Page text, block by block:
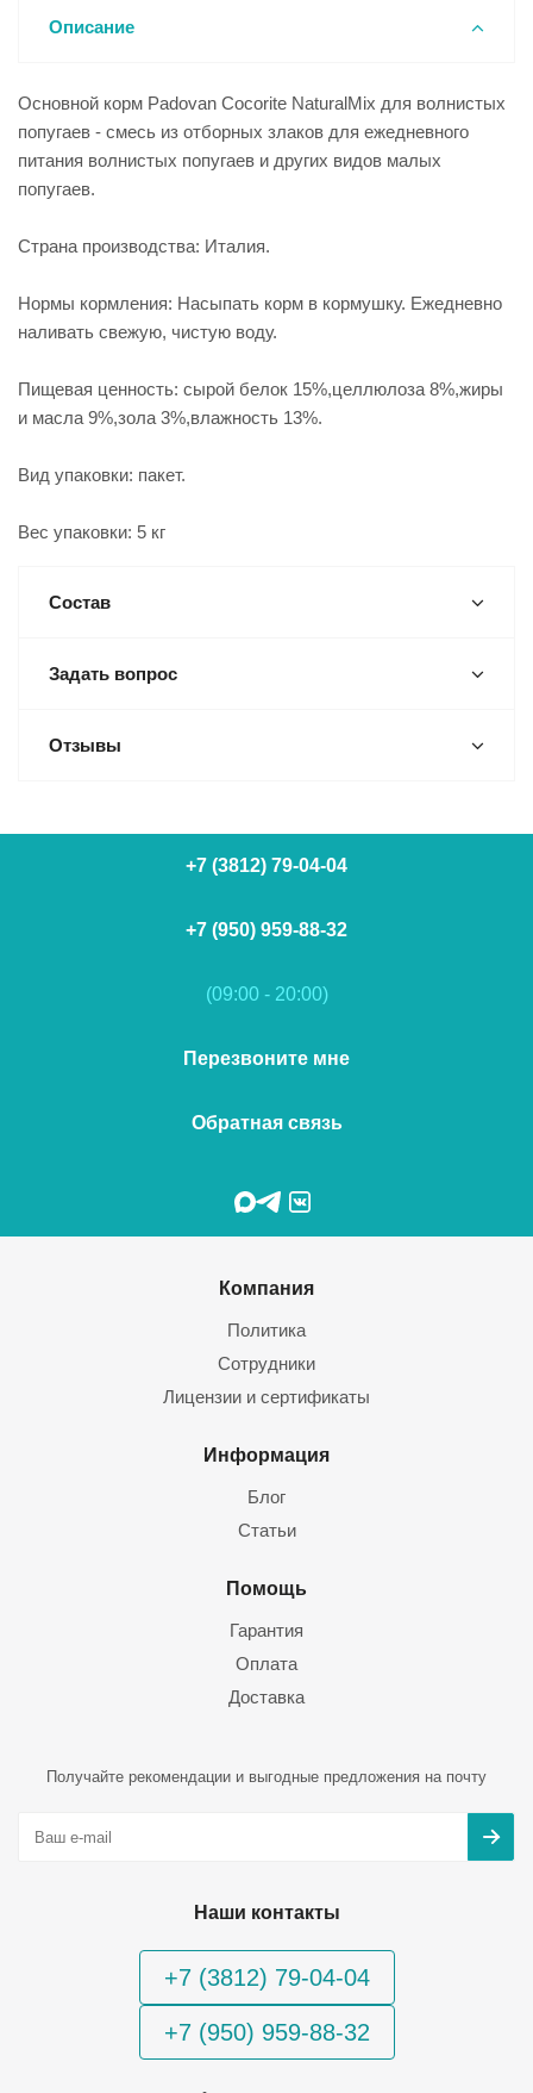
Описание
Основной корм Padovan Cocorite NaturalMix для волнистых
попугаев - смесь из отборных злаков для ежедневного
питания волнистых попугаев и других видов малых
попугаев.
Страна производства: Италия.
Нормы кормления: Насыпать корм в кормушку. Ежедневно
наливать свежую, чистую воду.
Пищевая ценность: сырой белок 15%,целлюлоза 8%,жиры
и масла 9%,зола 3%,влажность 13%.
Вид упаковки: пакет.
Вес упаковки: 5 кг
Состав
Задать вопрос
Отзывы
+7 (3812) 79-04-04
+7 (950) 959-88-32
(09:00 - 20:00)
Перезвоните мне
Обратная связь
Компания
Политика
Сотрудники
Лицензии и сертификаты
Информация
Блог
Статьи
Помощь
Гарантия
Оплата
Доставка
Получайте рекомендации и выгодные предложения на почту
Наши контакты
+7 (3812) 79-04-04
+7 (950) 959-88-32